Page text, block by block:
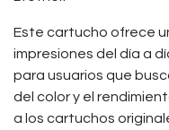
Este cartucho ofrece
impresiones del día a
para usuarios que
del color y el
a los cartuchos